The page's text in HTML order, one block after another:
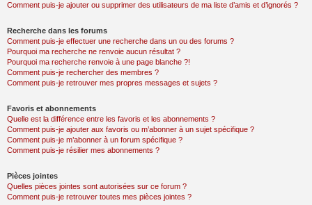
Comment puis-je ajouter ou supprimer des utilisateurs de ma liste d’amis et d’ignorés ?
Recherche dans les forums
Comment puis-je effectuer une recherche dans un ou des forums ?
Pourquoi ma recherche ne renvoie aucun résultat ?
Pourquoi ma recherche renvoie à une page blanche ?!
Comment puis-je rechercher des membres ?
Comment puis-je retrouver mes propres messages et sujets ?
Favoris et abonnements
Quelle est la différence entre les favoris et les abonnements ?
Comment puis-je ajouter aux favoris ou m’abonner à un sujet spécifique ?
Comment puis-je m’abonner à un forum spécifique ?
Comment puis-je résilier mes abonnements ?
Pièces jointes
Quelles pièces jointes sont autorisées sur ce forum ?
Comment puis-je retrouver toutes mes pièces jointes ?